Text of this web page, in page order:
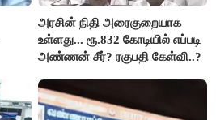
அரசின் நிதி அரைகுறையாக
உள்ளது... ரூ.832 கோடியில் எப்படி
அண்ணன் சீர்? ரகுபதி கேள்வி..?